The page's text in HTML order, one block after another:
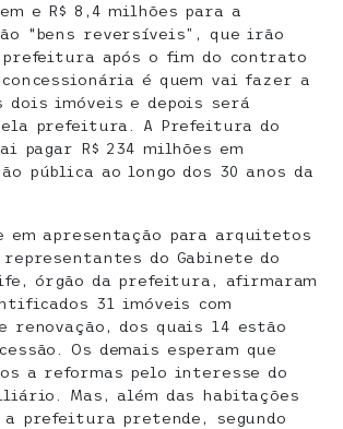
e R$ 8,4 milhões para a
“bens reversíveis”, que irão
após o fim do contrato
é quem vai fazer a
dois imóveis e depois será
prefeitura. A Prefeitura do
pagar R$ 234 milhões em
pública ao longo dos 30 anos da
em apresentação para arquitetos
do Gabinete do
órgão da prefeitura, afirmaram
31 imóveis com
renovação, dos quais 14 estão
Os demais esperam que
a reformas pelo interesse do
Mas, além das habitações
a prefeitura pretende, segundo